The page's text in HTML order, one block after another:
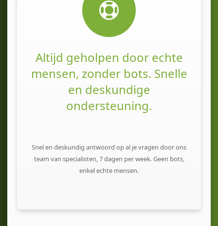
Altijd geholpen door echte
mensen, zonder bots. Snelle
en deskundige
ondersteuning.
Snel en deskundig antwoord op al je vragen door ons
team van specialisten, 7 dagen per week. Geen bots,
enkel echte mensen.